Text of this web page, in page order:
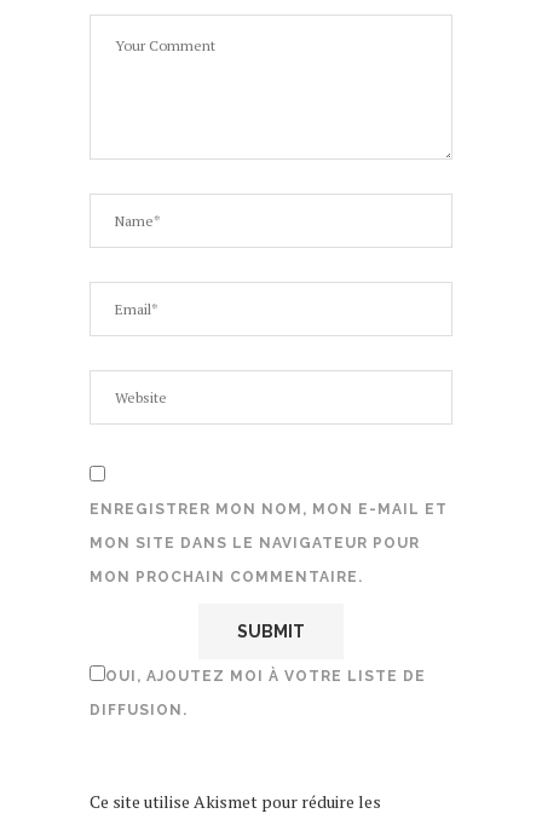
ENREGISTRER MON NOM, MON E-MAIL ET
MON SITE DANS LE NAVIGATEUR POUR
MON PROCHAIN COMMENTAIRE.
OUI, AJOUTEZ MOI À VOTRE LISTE DE
DIFFUSION.
Ce site utilise Akismet pour réduire les